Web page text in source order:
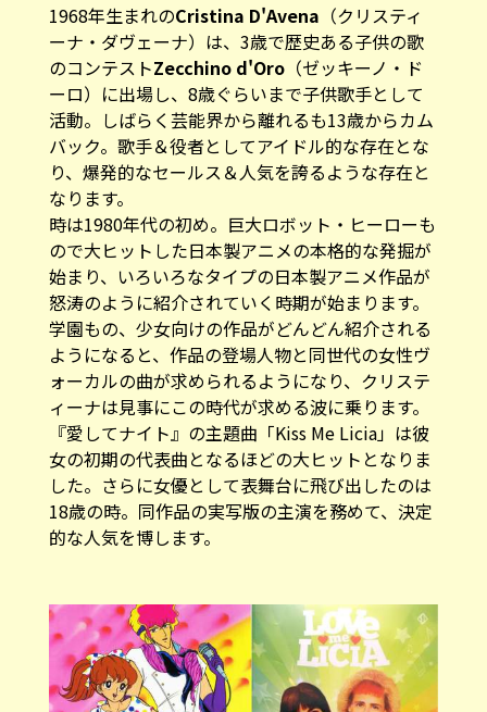
1968年生まれのCristina D'Avena （クリスティ
ーナ・ダヴェーナ）は、3歳で歴史ある子供の歌
のコンテストZecchino d'Oro（ゼッキーノ・ド
ーロ）に出場し、8歳ぐらいまで子供歌手として
活動。しばらく芸能界から離れるも13歳からカム
バック。歌手＆役者としてアイドル的な存在とな
り、爆発的なセールス＆人気を誇るような存在と
なります。
時は1980年代の初め。巨大ロボット・ヒーローも
ので大ヒットした日本製アニメの本格的な発掘が
始まり、いろいろなタイプの日本製アニメ作品が
怒涛のように紹介されていく時期が始まります。
学園もの、少女向けの作品がどんどん紹介される
ようになると、作品の登場人物と同世代の女性ヴ
ォーカルの曲が求められるようになり、クリステ
ィーナは見事にこの時代が求める波に乗ります。
『愛してナイト』の主題曲「Kiss Me Licia」は彼
女の初期の代表曲となるほどの大ヒットとなりま
した。さらに女優として表舞台に飛び出したのは
18歳の時。同作品の実写版の主演を務めて、決定
的な人気を博します。